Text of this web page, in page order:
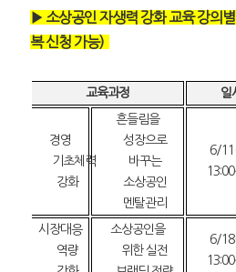
▶ 소상공인 자생력 강화 교육 강의
복 신청 가능)
교육과정 일
경영
기초체력
강화
흔들림을
성장으로
바꾸는
소상공인
멘탈관리
6/
13:00
시장대응
역량
소상공인을
위한 실전
6/
13:00